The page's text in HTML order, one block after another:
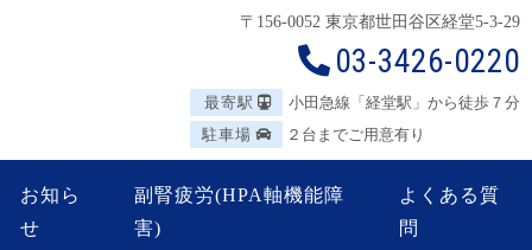
〒156-0052 東京都世田谷区経堂5-3-29
03-3426-0220
最寄駅
小田急線「経堂駅」から徒歩７分
駐車場
２台までご用意有り
お知ら
せ
副腎疲労(HPA軸機能障
害)
よくある質
問